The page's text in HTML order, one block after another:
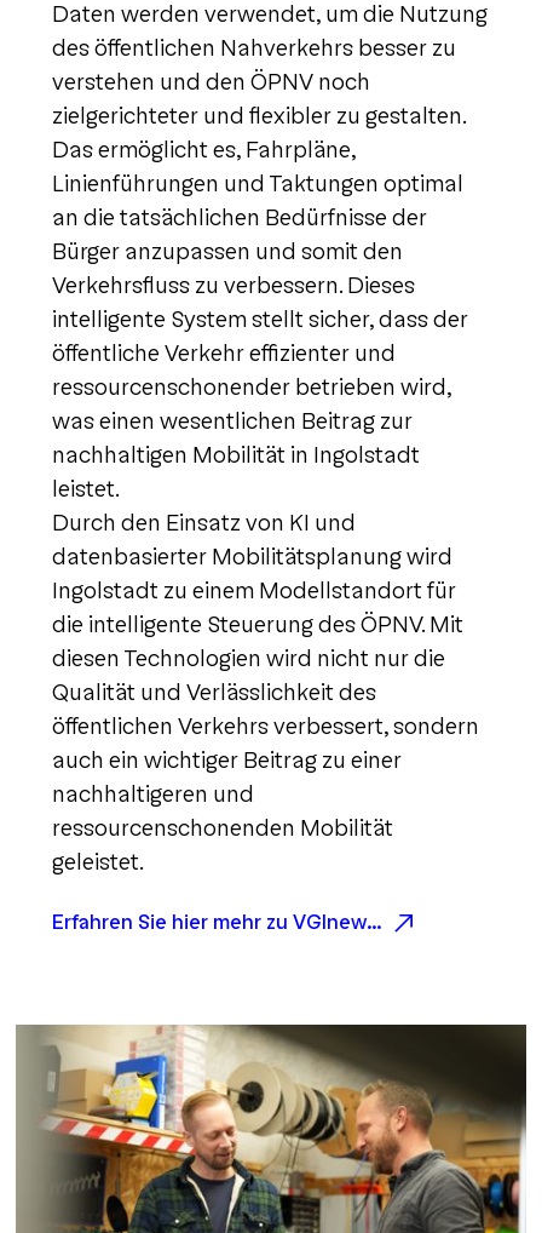
Daten werden verwendet, um die Nutzung
des öffentlichen Nahverkehrs besser zu
verstehen und den ÖPNV noch
zielgerichteter und flexibler zu gestalten.
Das ermöglicht es, Fahrpläne,
Linienführungen und Taktungen optimal
an die tatsächlichen Bedürfnisse der
Bürger anzupassen und somit den
Verkehrsfluss zu verbessern. Dieses
intelligente System stellt sicher, dass der
öffentliche Verkehr effizienter und
ressourcenschonender betrieben wird,
was einen wesentlichen Beitrag zur
nachhaltigen Mobilität in Ingolstadt
leistet.
Durch den Einsatz von KI und
datenbasierter Mobilitätsplanung wird
Ingolstadt zu einem Modellstandort für
die intelligente Steuerung des ÖPNV. Mit
diesen Technologien wird nicht nur die
Qualität und Verlässlichkeit des
öffentlichen Verkehrs verbessert, sondern
auch ein wichtiger Beitrag zu einer
nachhaltigeren und
ressourcenschonenden Mobilität
geleistet.
Erfahren Sie hier mehr zu VGInewMIND und den Aktivtäten rund um die ÖPNV-Gestaltung